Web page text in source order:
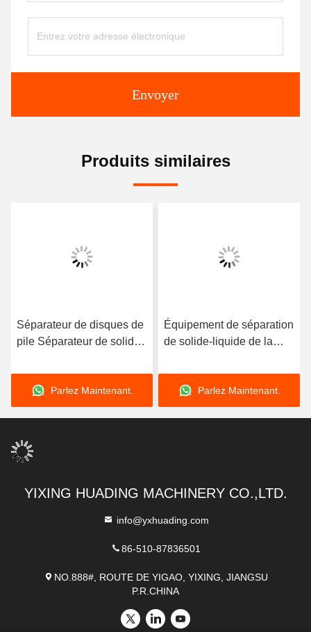
Envoyer
Produits similaires
Séparateur de disques de
pile Séparateur de solides
Parlez Maintenant.
Équipement de séparation
de solide-liquide de la
pile de disques de PLC
Parlez Maintenant.
YIXING HUADING MACHINERY CO.,LTD.
info@yxhuading.com
86-510-87836501
NO.888#, ROUTE DE YIGAO, YIXING, JIANGSU
P.R.CHINA